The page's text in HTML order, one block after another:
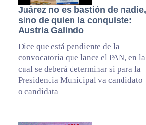
Juárez no es bastión de nadie,
sino de quien la conquiste:
Austria Galindo
Dice que está pendiente de la
convocatoria que lance el PAN, en la
cual se deberá determinar si para la
Presidencia Municipal va candidato
o candidata